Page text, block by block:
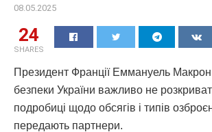
08.05.2025
24
SHARES
Президент Франції Еммануель
безпеки України важливо не
подробиці щодо обсягів і типів
передають партнери.